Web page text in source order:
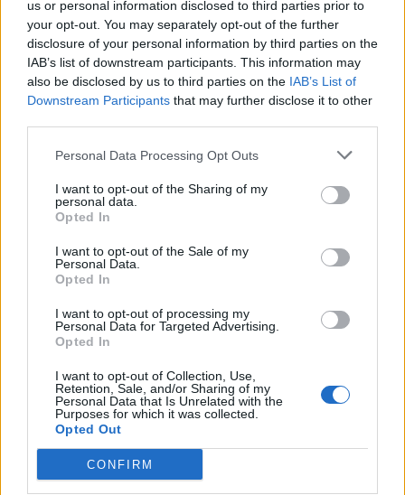
us or personal information disclosed to third parties prior to
your opt-out. You may separately opt-out of the further
disclosure of your personal information by third parties on the
IAB’s list of downstream participants. This information may
also be disclosed by us to third parties on the IAB’s List of
Downstream Participants that may further disclose it to other
Personal Data Processing Opt Outs
I want to opt-out of the Sharing of my
personal data.
Opted In
I want to opt-out of the Sale of my
Personal Data.
Opted In
I want to opt-out of processing my
Personal Data for Targeted Advertising.
Opted In
I want to opt-out of Collection, Use,
Retention, Sale, and/or Sharing of my
Personal Data that Is Unrelated with the
Purposes for which it was collected.
Opted Out
CONFIRM
Hasonló sorozatok
SOROZAT
Életem legrosszabb éve,
...már megint!
SOROZAT
That Time I Got
Reincarnated as a Slime
SOROZAT SOROZAT